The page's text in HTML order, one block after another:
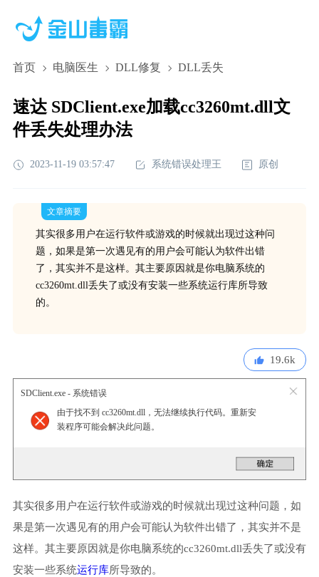
首页 电脑医生 DLL修复 DLL丢失
速达 SDClient.exe加载cc3260mt.dll文
件丢失处理办法
2023-11-19 03:57:47 系统错误处理王 原创
文章摘要
其实很多用户在运行软件或游戏的时候就出现过这种问
题，如果是第一次遇见有的用户会可能认为软件出错
了，其实并不是这样。其主要原因就是你电脑系统的
cc3260mt.dll丢失了或没有安装一些系统运行库所导致
的。
19.6k
SDClient.exe - 系统错误
由于找不到 cc3260mt.dll，无法继续执行代码。重新安
装程序可能会解决此问题。
其实很多用户在运行软件或游戏的时候就出现过这种问题，如
果是第一次遇见有的用户会可能认为软件出错了，其实并不是
这样。其主要原因就是你电脑系统的cc3260mt.dll丢失了或没有
安装一些系统运行库所导致的。